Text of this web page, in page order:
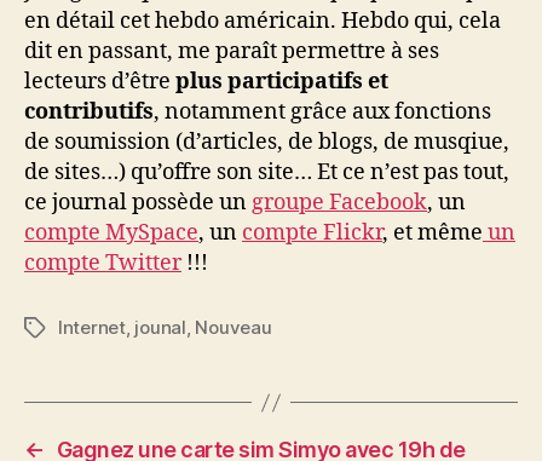
en détail cet hebdo américain. Hebdo qui, cela
dit en passant, me paraît permettre à ses
lecteurs d’être plus participatifs et
contributifs, notamment grâce aux fonctions
de soumission (d’articles, de blogs, de musqiue,
de sites…) qu’offre son site… Et ce n’est pas tout,
ce journal possède ungroupe Facebook, un
compte MySpace, un compte Flickr, et même un
compte Twitter!!!
Étiquettes
Internet, jounal, Nouveau
←
Gagnez une carte sim Simyo avec 19h de